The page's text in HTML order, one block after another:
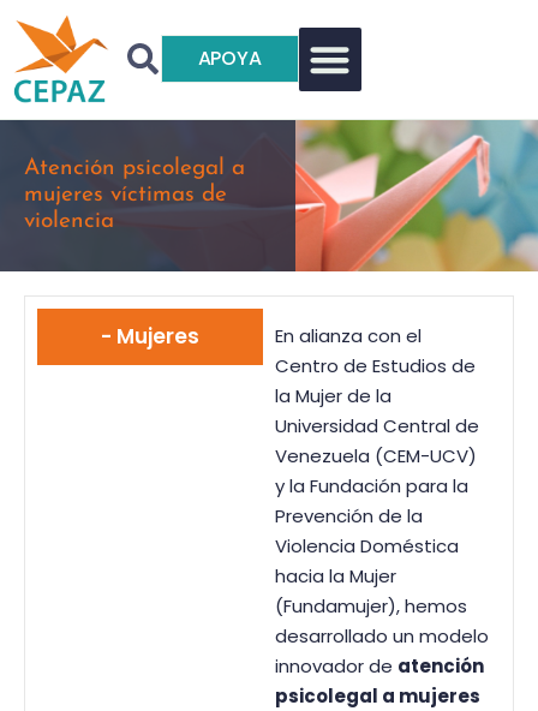
APOYA
Atención psicolegal a
mujeres víctimas de
violencia
- Mujeres
En alianza con el
Centro de Estudios de
la Mujer de la
Universidad Central de
Venezuela (CEM-UCV)
y la Fundación para la
Prevención de la
Violencia Doméstica
hacia la Mujer
(Fundamujer), hemos
desarrollado un modelo
innovador de atención
psicolegal a mujeres